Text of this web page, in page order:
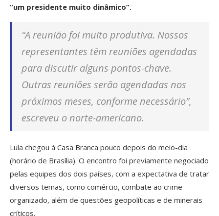
“um presidente muito dinâmico”.
“A reunião foi muito produtiva. Nossos
representantes têm reuniões agendadas
para discutir alguns pontos-chave.
Outras reuniões serão agendadas nos
próximos meses, conforme necessário”,
escreveu o norte-americano.
Lula chegou à Casa Branca pouco depois do meio-dia
(horário de Brasília). O encontro foi previamente negociado
pelas equipes dos dois países, com a expectativa de tratar
diversos temas, como comércio, combate ao crime
organizado, além de questões geopolíticas e de minerais
críticos.